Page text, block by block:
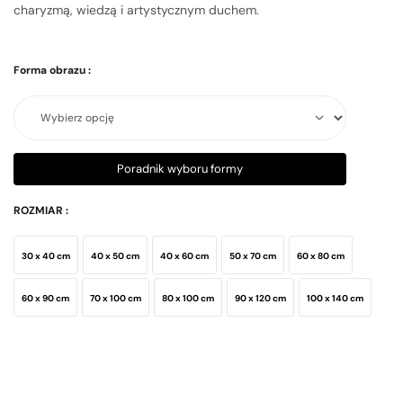
charyzmą, wiedzą i artystycznym duchem.
Forma obrazu:
Poradnik wyboru formy
ROZMIAR :
30 x 40 cm 40 x 50 cm 40 x 60 cm 50 x 70 cm 60 x 80 cm
60 x 90 cm 70 x 100 cm 80 x 100 cm 90 x 120 cm 100 x 140 cm